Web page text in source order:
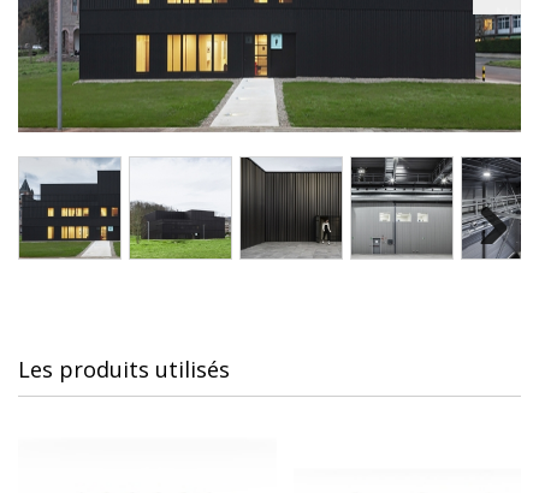
Next
Les produits utilisés